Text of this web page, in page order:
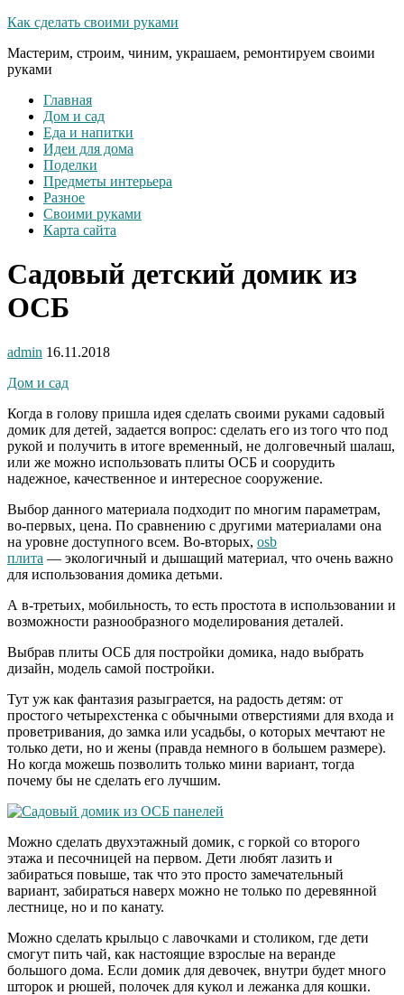
Как сделать своими руками
Мастерим, строим, чиним, украшаем, ремонтируем своими
руками
Главная
Дом и сад
Еда и напитки
Идеи для дома
Поделки
Предметы интерьера
Разное
Своими руками
Карта сайта
Садовый детский домик из
ОСБ
admin 16.11.2018
Дом и сад
Когда в голову пришла идея сделать своими руками садовый
домик для детей, задается вопрос: сделать его из того что под
рукой и получить в итоге временный, не долговечный шалаш,
или же можно использовать плиты ОСБ и соорудить
надежное, качественное и интересное сооружение.
Выбор данного материала подходит по многим параметрам,
во-первых, цена. По сравнению с другими материалами она
на уровне доступного всем. Во-вторых, osb
плита — экологичный и дышащий материал, что очень важно
для использования домика детьми.
А в-третьих, мобильность, то есть простота в использовании и
возможности разнообразного моделирования деталей.
Выбрав плиты ОСБ для постройки домика, надо выбрать
дизайн, модель самой постройки.
Тут уж как фантазия разыграется, на радость детям: от
простого четырехстенка с обычными отверстиями для входа и
проветривания, до замка или усадьбы, о которых мечтают не
только дети, но и жены (правда немного в большем размере).
Но когда можешь позволить только мини вариант, тогда
почему бы не сделать его лучшим.
Можно сделать двухэтажный домик, с горкой со второго
этажа и песочницей на первом. Дети любят лазить и
забираться повыше, так что это просто замечательный
вариант, забираться наверх можно не только по деревянной
лестнице, но и по канату.
Можно сделать крыльцо с лавочками и столиком, где дети
смогут пить чай, как настоящие взрослые на веранде
большого дома. Если домик для девочек, внутри будет много
шторок и рюшей, полочек для кукол и лежанка для кошки.